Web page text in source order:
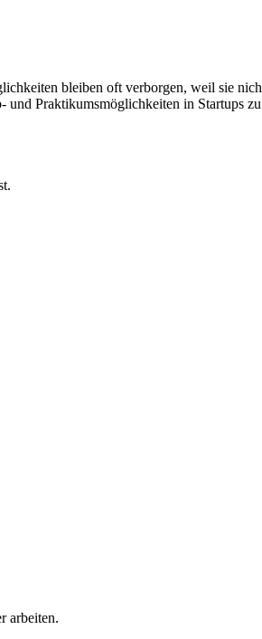
bleiben oft verborgen, weil sie
Praktikumsmöglichkeiten in Startups zu
arbeiten.